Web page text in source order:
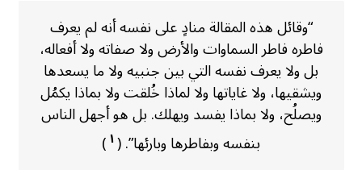
“وقائل هذه المقالة منادٍ على نفسه أنه لم يعرف
فاطره فاطر السماوات والأرض ولا صفاته ولا أفعاله،
بل ولا يعرف نفسه التي بين جنبيه ولا ما يسعدها
ويشقيها، ولا غاياتها ولا لماذا خُلقت ولا بماذا يكمُل
ويصلُح، ولا بماذا يفسد ويهلك. بل هو أجهل الناس
بنفسه وبفاطرها وبارئها”. (١)